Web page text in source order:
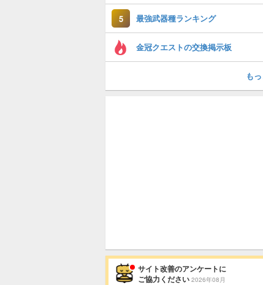
5 最強武器種ランキング
金冠クエストの交換掲示板
も
サイト改善のアンケートに
ご協力ください 2026年08月